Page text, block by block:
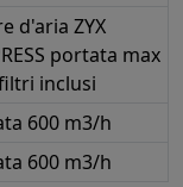
d'aria ZYX
portata max
inclusi
600 m3/h
600 m3/h